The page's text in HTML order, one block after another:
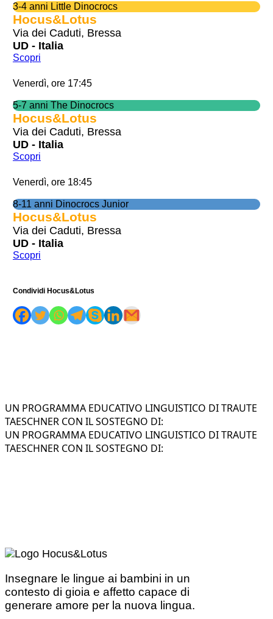
3-4 anni Little Dinocrocs
Hocus&Lotus
Via dei Caduti, Bressa
UD - Italia
Scopri
Venerdì, ore 17:45
5-7 anni The Dinocrocs
Hocus&Lotus
Via dei Caduti, Bressa
UD - Italia
Scopri
Venerdì, ore 18:45
8-11 anni Dinocrocs Junior
Hocus&Lotus
Via dei Caduti, Bressa
UD - Italia
Scopri
Condividi Hocus&Lotus
UN PROGRAMMA EDUCATIVO LINGUISTICO DI TRAUTE
TAESCHNER CON IL SOSTEGNO DI:
UN PROGRAMMA EDUCATIVO LINGUISTICO DI TRAUTE
TAESCHNER CON IL SOSTEGNO DI:
Insegnare le lingue ai bambini in un
contesto di gioia e affetto capace di
generare amore per la nuova lingua.